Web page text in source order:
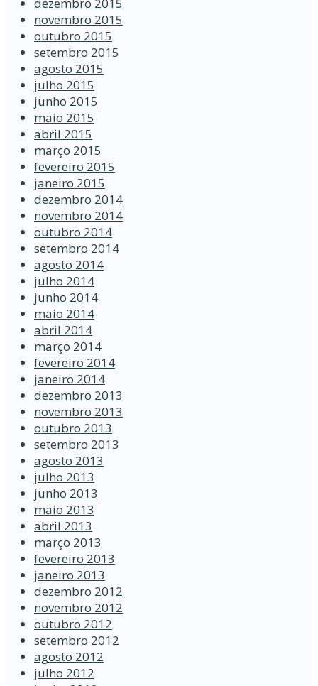
novembro 2015
outubro 2015
setembro 2015
agosto 2015
julho 2015
junho 2015
maio 2015
abril 2015
março 2015
fevereiro 2015
janeiro 2015
dezembro 2014
novembro 2014
outubro 2014
setembro 2014
agosto 2014
julho 2014
junho 2014
maio 2014
abril 2014
março 2014
fevereiro 2014
janeiro 2014
dezembro 2013
novembro 2013
outubro 2013
setembro 2013
agosto 2013
julho 2013
junho 2013
maio 2013
abril 2013
março 2013
fevereiro 2013
janeiro 2013
dezembro 2012
novembro 2012
outubro 2012
setembro 2012
agosto 2012
julho 2012